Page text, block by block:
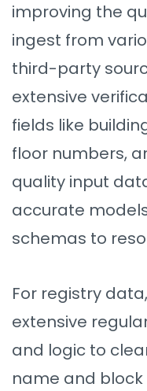
improving the
ingest from
third-party
extensive
fields like
floor numbers,
quality input
accurate
schemas to
For registry
extensive
and logic to
name and